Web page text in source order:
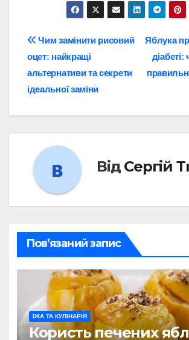
Навігація
записів
Яблука
Чим замінити рисовий
оцет: найкращі
альтернативи та секрети
ідеальної заміни
Від Сергій
Пов’язаний запис
ЇЖА ТА КУЛІНАРІЯ
Користь печених